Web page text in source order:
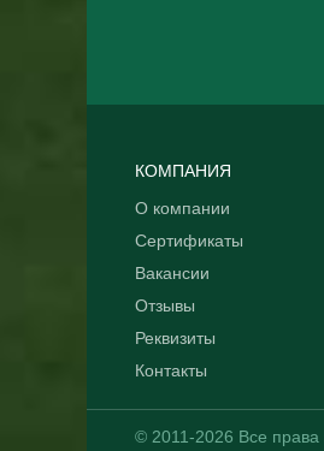
КОМПАНИЯ
О компании
Сертификаты
Вакансии
Отзывы
Реквизиты
Контакты
© 2011-2026 Все